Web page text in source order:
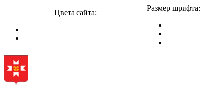
Цвета сайта:
Размер шрифта: